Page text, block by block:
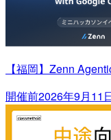
【福岡】Zenn
開催前2026年9月11